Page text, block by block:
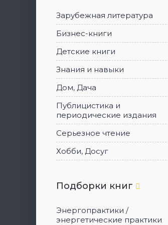
Зарубежная литература
Бизнес-книги
Детские книги
Знания и навыки
Дом, Дача
Публицистика и
периодические издания
Серьезное чтение
Хобби, Досуг
Подборки книг
Энергопрактики /
энергетические практики